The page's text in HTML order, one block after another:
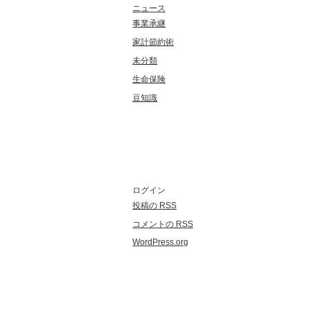
ニュース
事業承継
家計節約術
未分類
生命保険
豆知識
ログイン
投稿の RSS
コメントの RSS
WordPress.org